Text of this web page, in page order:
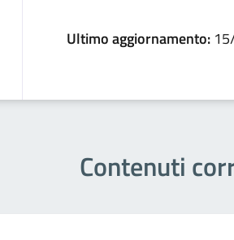
Ultimo aggiornamento:
Contenuti